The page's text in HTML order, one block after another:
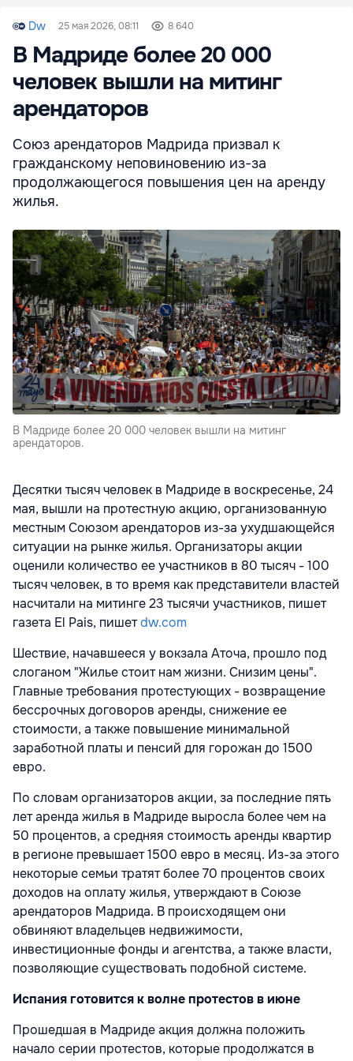
Dw 25 мая 2026, 08:11 8 640
В Мадриде более 20 000
человек вышли на митинг
арендаторов
Союз арендаторов Мадрида призвал к
гражданскому неповиновению из-за
продолжающегося повышения цен на аренду
жилья.
В Мадриде более 20 000 человек вышли на митинг
арендаторов.
Десятки тысяч человек в Мадриде в воскресенье, 24
мая, вышли на протестную акцию, организованную
местным Союзом арендаторов из-за ухудшающейся
ситуации на рынке жилья. Организаторы акции
оценили количество ее участников в 80 тысяч - 100
тысяч человек, в то время как представители властей
насчитали на митинге 23 тысячи участников, пишет
газета El Pais, пишетdw.com
Шествие, начавшееся у вокзала Аточа, прошло под
слоганом "Жилье стоит нам жизни. Снизим цены".
Главные требования протестующих - возвращение
бессрочных договоров аренды, снижение ее
стоимости, а также повышение минимальной
заработной платы и пенсий для горожан до 1500
евро.
По словам организаторов акции, за последние пять
лет аренда жилья в Мадриде выросла более чем на
50 процентов, а средняя стоимость аренды квартир
в регионе превышает 1500 евро в месяц. Из-за этого
некоторые семьи тратят более 70 процентов своих
доходов на оплату жилья, утверждают в Союзе
арендаторов Мадрида. В происходящем они
обвиняют владельцев недвижимости,
инвестиционные фонды и агентства, а также власти,
позволяющие существовать подобной системе.
Испания готовится к волне протестов в июне
Прошедшая в Мадриде акция должна положить
начало серии протестов, которые продолжатся в